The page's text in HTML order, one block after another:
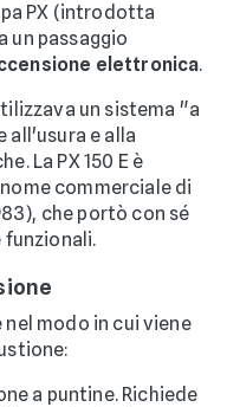
PX (introdotta
un passaggio
elettronica.
un sistema "a
all'usura e alla
La PX 150 E è
commerciale di
che portò con sé
funzionali.
modo in cui viene
a puntine. Richiede